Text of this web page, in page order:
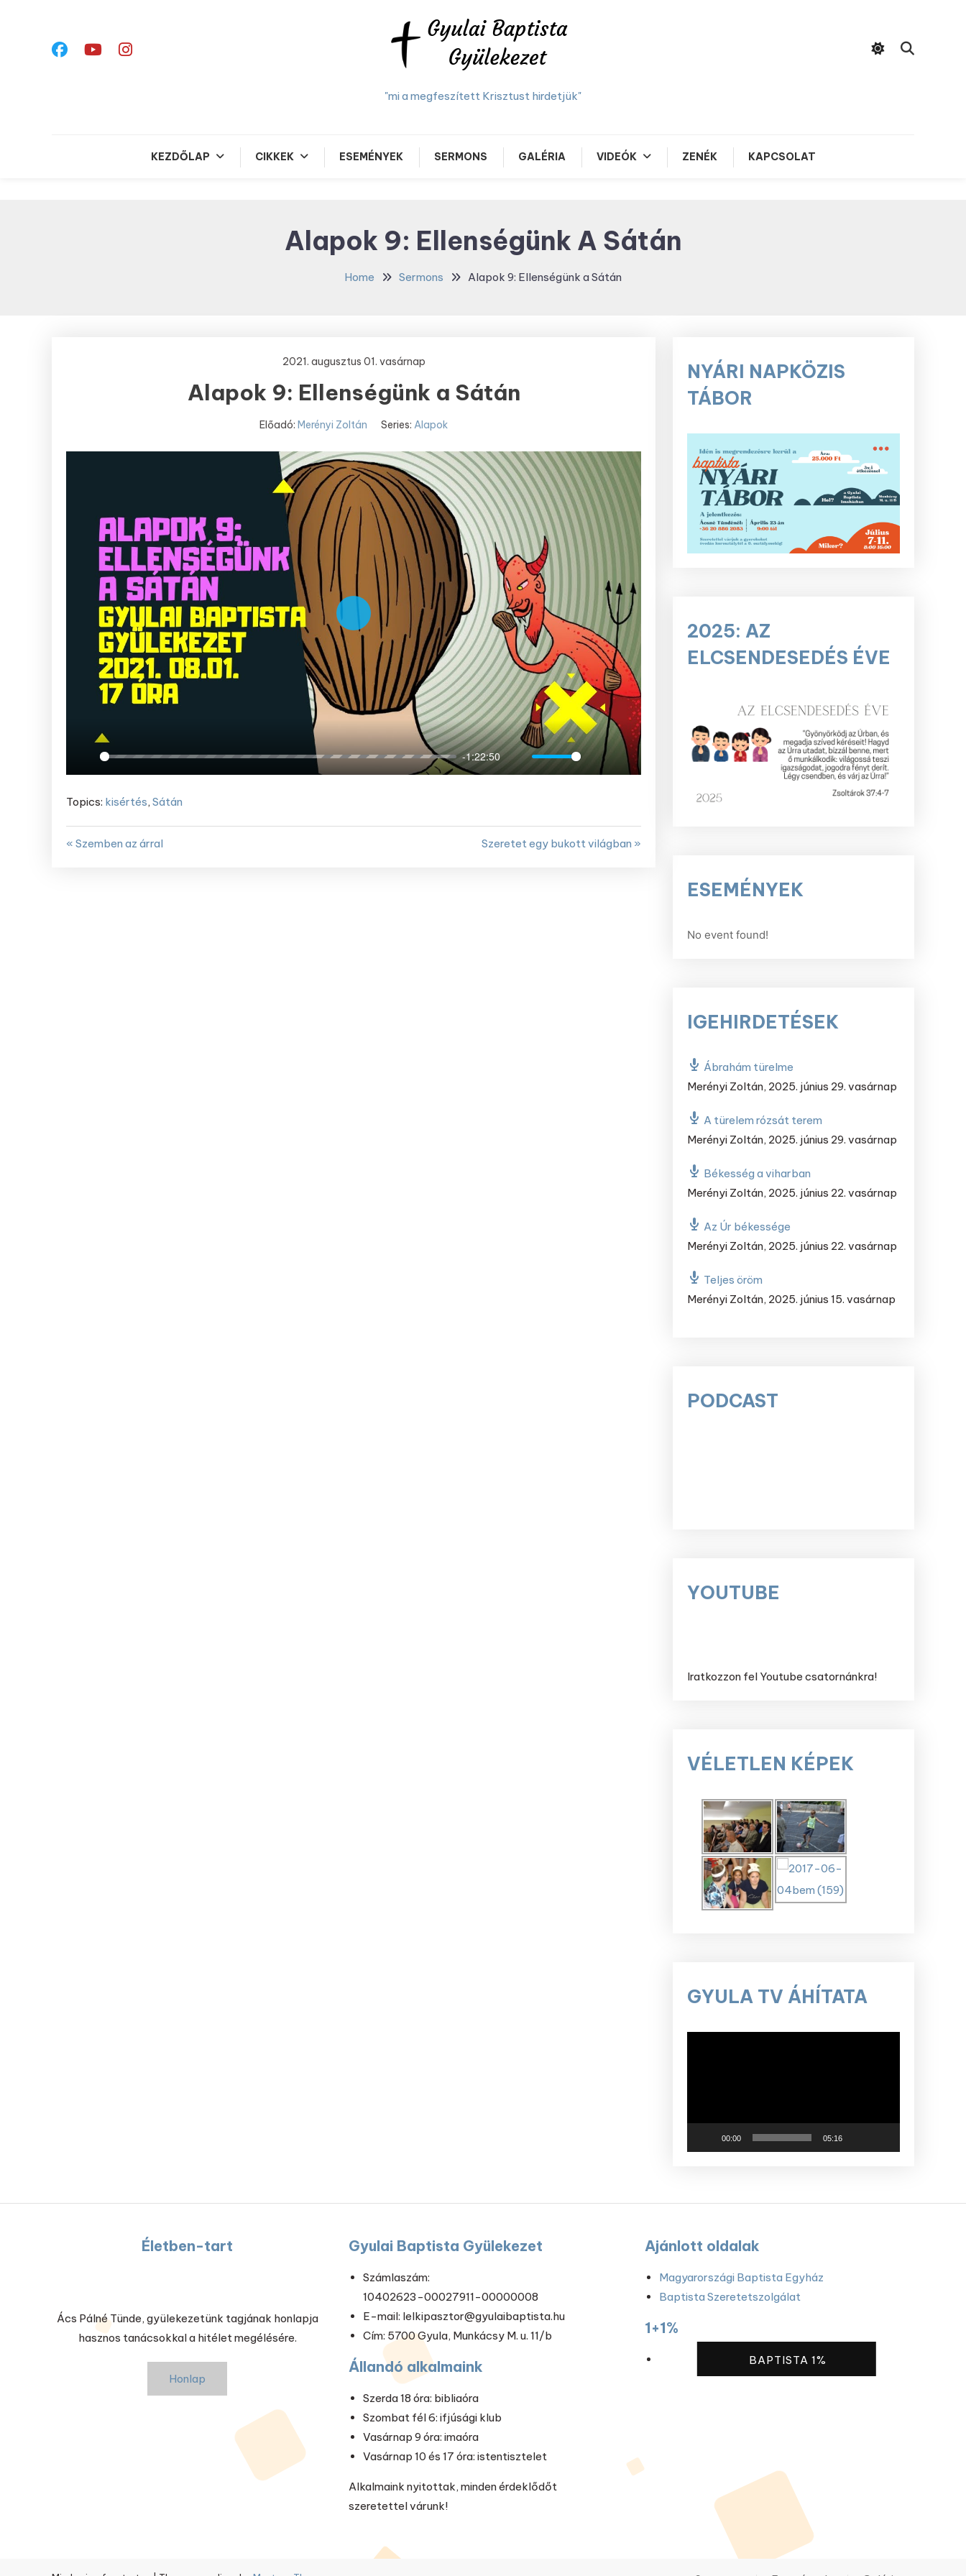
"mi a megfeszített Krisztust hirdetjük"
KEZDŐLAP CIKKEK ESEMÉNYEK SERMONS GALÉRIA VIDEÓK ZENÉK KAPCSOLAT
Alapok 9: Ellenségünk A Sátán
Home Sermons Alapok 9: Ellenségünk a Sátán
2021. augusztus 01. vasárnap
Alapok 9: Ellenségünk a Sátán
Előadó: Merényi Zoltán Series: Alapok
Play
-1:22:50
Mute Settings
Enter
Play
Topics: kisértés, Sátán
« Szemben az árral Szeretet egy bukott világban »
NYÁRI NAPKÖZIS
TÁBOR
2025: AZ
ELCSENDESEDÉS ÉVE
ESEMÉNYEK
No event found!
IGEHIRDETÉSEK
Ábrahám türelme
Merényi Zoltán, 2025. június 29. vasárnap
A türelem rózsát terem
Merényi Zoltán, 2025. június 29. vasárnap
Békesség a viharban
Merényi Zoltán, 2025. június 22. vasárnap
Az Úr békessége
Merényi Zoltán, 2025. június 22. vasárnap
Teljes öröm
Merényi Zoltán, 2025. június 15. vasárnap
PODCAST
YOUTUBE
Iratkozzon fel Youtube csatornánkra!
VÉLETLEN KÉPEK
GYULA TV ÁHÍTATA
00:00 05:16
Életben-tart
Ács Pálné Tünde, gyülekezetünk tagjának honlapja
hasznos tanácsokkal a hitélet megélésére.
Honlap
Gyulai Baptista Gyülekezet
Számlaszám:
10402623-00027911-00000008
E-mail: lelkipasztor@gyulaibaptista.hu
Cím: 5700 Gyula, Munkácsy M. u. 11/b
Állandó alkalmaink
Szerda 18 óra: bibliaóra
Szombat fél 6: ifjúsági klub
Vasárnap 9 óra: imaóra
Vasárnap 10 és 17 óra: istentisztelet
Alkalmaink nyitottak, minden érdeklődőt
szeretettel várunk!
Ajánlott oldalak
Magyarországi Baptista Egyház
Baptista Szeretetszolgálat
1+1%
BAPTISTA 1%